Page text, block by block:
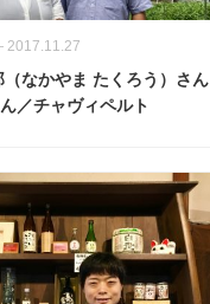
2017.11.27
（なかやま たくろう）さ
／チャヴィペルト